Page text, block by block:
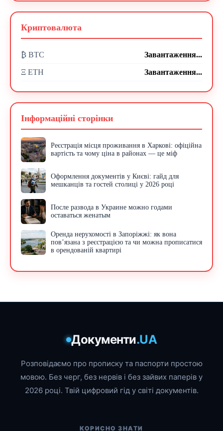
Криптовалюта
₿ BTC Завантаження...
Ξ ETH Завантаження...
Інформаційні сторінки
Реєстрація місця проживання в Харкові: офіційна
вартість та чому ціна в районах — це міф
Оформлення документів у Києві: гайд для
мешканців та гостей столиці у 2026 році
После развода в Украине можно годами
оставаться женатым
Оренда нерухомості в Запоріжжі: як вона
пов’язана з реєстрацією та чи можна прописатися
в орендованій квартирі
Документи.UA
Розповідаємо про прописку та паспорти простою
мовою. Без черг, без нервів і без зайвих паперів у
2026 році. Твій цифровий гід у світі документів.
КОРИСНО ЗНАТИ